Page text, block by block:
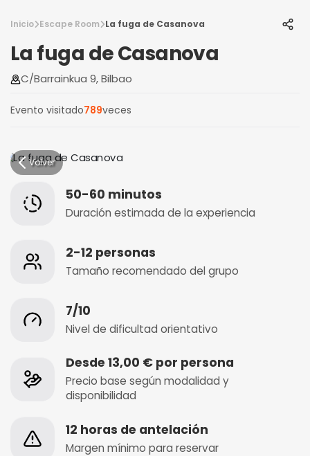
Inicio Escape Room La fuga de Casanova
La fuga de Casanova
C/Barrainkua 9, Bilbao
Evento visitado789veces
Volver
50-60 minutos
Duración estimada de la experiencia
2-12 personas
Tamaño recomendado del grupo
7/10
Nivel de dificultad orientativo
Desde 13,00 € por persona
Precio base según modalidad y
disponibilidad
12 horas de antelación
Margen mínimo para reservar